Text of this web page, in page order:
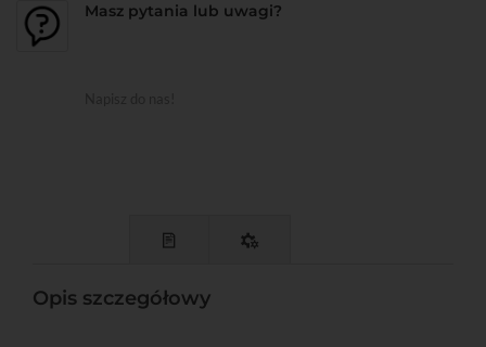
Masz pytania lub uwagi?
Opis szczegółowy